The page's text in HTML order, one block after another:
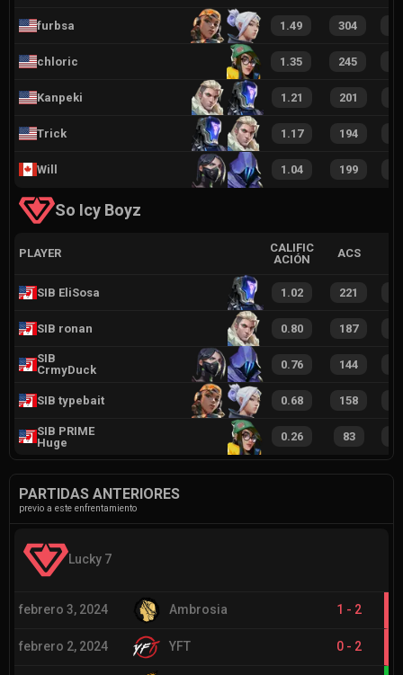
furbsa 1.49 304
chloric 1.35 245
Kanpeki 1.21 201
Trick 1.17 194
Will 1.04 199
So Icy Boyz
PLAYER
CALIFIC
ACIÓN
ACS
SIB EliSosa 1.02 221
SIB ronan 0.80 187
SIB
CrmyDuck
0.76 144
SIB typebait 0.68 158
SIB PRIME
Huge
0.26 83
PARTIDAS ANTERIORES
previo a este enfrentamiento
Lucky 7
febrero 3, 2024 Ambrosia 1 - 2
febrero 2, 2024 YFT 0 - 2